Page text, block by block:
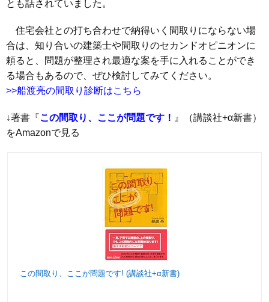
とも話されていました。
住宅会社との打ち合わせで納得いく間取りにならない場
合は、知り合いの建築士や間取りのセカンドオピニオンに
頼ると、問題が整理され最適な案を手に入れることができ
る場合もあるので、ぜひ検討してみてください。
>>船渡亮の間取り診断はこちら
↓著書『この間取り、ここが問題です！ 』（講談社+α新書）
をAmazonで見る
この間取り、ここが問題です! (講談社+α新書)